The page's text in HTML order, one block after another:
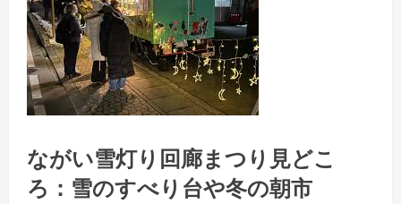
ながい雪灯り回廊まつり見どこ
ろ：雪のすべり台や冬の朝市